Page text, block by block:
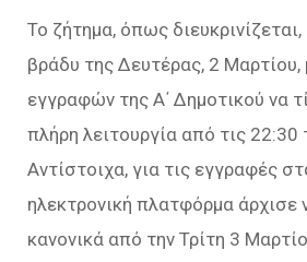
Το ζήτημα, όπως
βράδυ της Δευτέρας, 2
εγγραφών της Α΄ Δημοτικού να
πλήρη λειτουργία από τις 22:30
Αντίστοιχα, για τις εγγραφές
ηλεκτρονική πλατφόρμα άρχισε
κανονικά από την Τρίτη 3